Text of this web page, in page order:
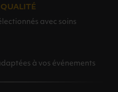
avec soins
à vos événements